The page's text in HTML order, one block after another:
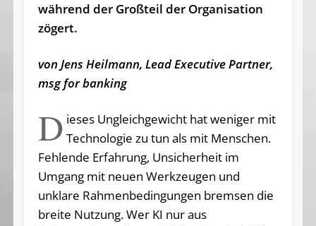
während der Großteil der Organisation
zögert.
von Jens Heilmann, Lead Executive Partner,
msg for banking
D ieses Ungleichgewicht hat weniger mit
Technologie zu tun als mit Menschen.
Fehlende Erfahrung, Unsicherheit im
Umgang mit neuen Werkzeugen und
unklare Rahmenbedingungen bremsen die
breite Nutzung. Wer KI nur aus